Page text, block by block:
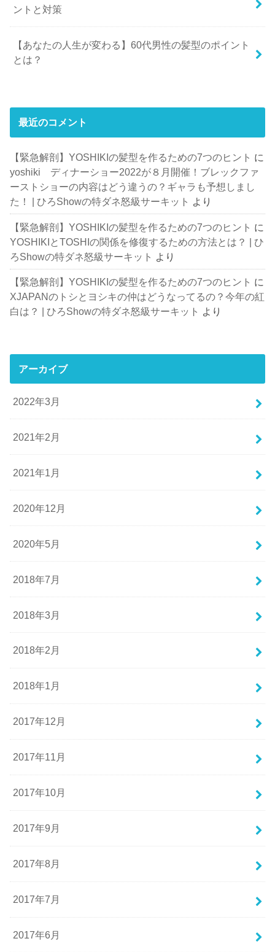
ントと対策
【あなたの人生が変わる】60代男性の髪型のポイント
とは？
最近のコメント
【緊急解剖】YOSHIKIの髪型を作るための7つのヒント に
yoshiki ディナーショー2022が８月開催！ブレックファ
ーストショーの内容はどう違うの？ギャラも予想しまし
た！ | ひろShowの特ダネ怒級サーキット より
【緊急解剖】YOSHIKIの髪型を作るための7つのヒント に
YOSHIKIとTOSHIの関係を修復するための方法とは？ | ひ
ろShowの特ダネ怒級サーキット
より
【緊急解剖】YOSHIKIの髪型を作るための7つのヒント に
XJAPANのトシとヨシキの仲はどうなってるの？今年の紅
白は？ | ひろShowの特ダネ怒級サーキット より
アーカイブ
2022年3月
2021年2月
2021年1月
2020年12月
2020年5月
2018年7月
2018年3月
2018年2月
2018年1月
2017年12月
2017年11月
2017年10月
2017年9月
2017年8月
2017年7月
2017年6月